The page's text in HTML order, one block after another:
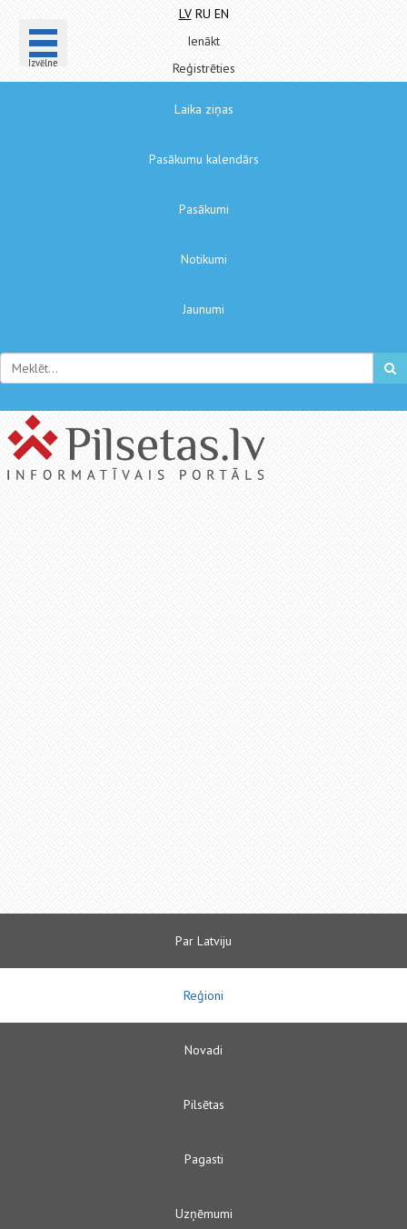
Izvēlne
LV RU EN
Ienākt
Reģistrēties
Laika ziņas
Pasākumu kalendārs
Pasākumi
Notikumi
Jaunumi
Par Latviju
Reģioni
Novadi
Pilsētas
Pagasti
Uzņēmumi